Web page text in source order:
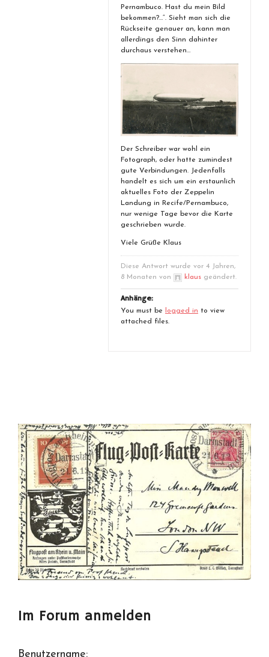
Pernambuco. Hast du mein Bild
bekommen?…“. Sieht man sich die
Rückseite genauer an, kann man
allerdings den Sinn dahinter
durchaus verstehen…
Der Schreiber war wohl ein
Fotograph, oder hatte zumindest
gute Verbindungen. Jedenfalls
handelt es sich um ein erstaunlich
aktuelles Foto der Zeppelin
Landung in Recife/Pernambuco,
nur wenige Tage bevor die Karte
geschrieben wurde.
Viele Grüße Klaus
Diese Antwort wurde vor 4 Jahren,
8 Monaten von
klaus geändert.
Anhänge:
You must be logged in to view
attached files.
Im Forum anmelden
Benutzername: